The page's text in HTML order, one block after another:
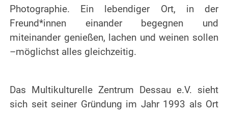
Photographie. Ein lebendiger Ort, in der
Freund*innen einander begegnen und
miteinander genießen, lachen und weinen sollen
–möglichst alles gleichzeitig.
Das Multikulturelle Zentrum Dessau e.V. sieht
sich seit seiner Gründung im Jahr 1993 als Ort